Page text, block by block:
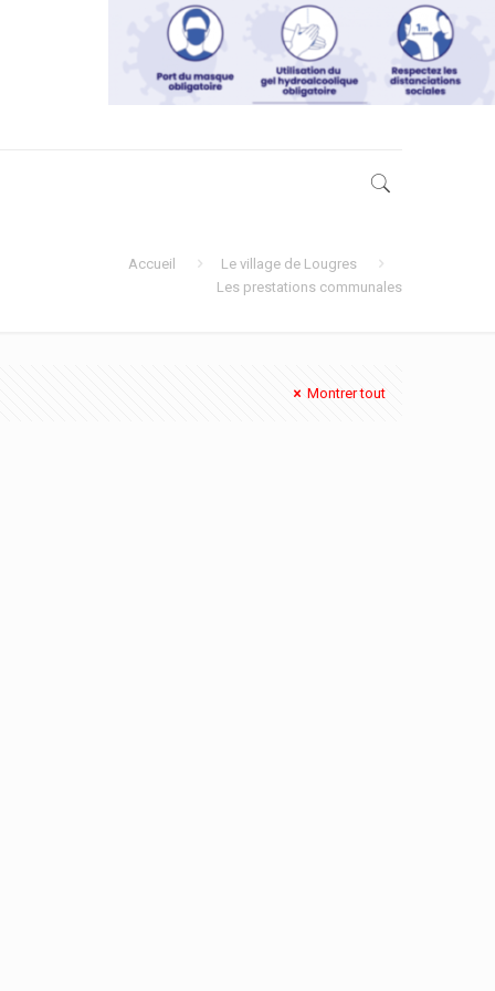
Accueil
Le village de Lougres
Les prestations communales
Montrer tout